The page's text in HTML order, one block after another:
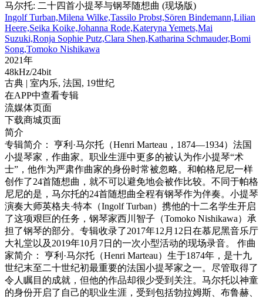
马尔托: 二十四首小提琴与钢琴随想曲 (现场版)
Ingolf Turban,Milena Wilke,Tassilo Probst,Sören Bindemann,Lilian
Heere,Seika Koike,Johanna Rode,Kateryna Yemets,Mai
Suzuki,Ronja Sophie Putz,Clara Shen,Katharina Schmauder,Bomi
Song,Tomoko Nishikawa
2021年
48kHz/24bit
古典 | 室内乐, 法国, 19世纪
在APP中查看专辑
流媒体页面
下载商城页面
简介
专辑简介： 亨利·马尔托（Henri Marteau，1874—1934）法国
小提琴家，作曲家。职业生涯中更多的被认为作小提琴“术
士”，他作为严肃作曲家的身份时常被忽略。和帕格尼尼一样
创作了24首随想曲，就不可以避免地会被作比较。不同于帕格
尼尼的是，马尔托的24首随想曲全程有钢琴作为伴奏。小提琴
演奏大师英格夫·特本（Ingolf Turban）携他的十二名学生开启
了这项艰巨的任务，钢琴家西川智子（Tomoko Nishikawa）承
担了钢琴的部分。专辑收录了2017年12月12日在慕尼黑音乐厅
大礼堂以及2019年10月7日的一次小型活动的现场录音。 作曲
家简介： 亨利·马尔托（Henri Marteau）生于1874年，是十九
世纪末至二十世纪初最重要的法国小提琴家之一。尽管取得了
令人瞩目的成就，但他的作品却很少受到关注。马尔托以神童
的身份开启了自己的职业生涯，受到包括勃拉姆斯、布鲁赫、